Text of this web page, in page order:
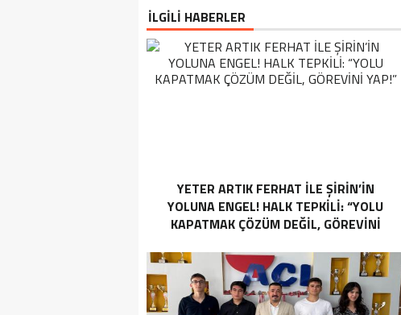
İLGİLİ HABERLER
YETER ARTIK FERHAT İLE ŞİRİN’İN
YOLUNA ENGEL! HALK TEPKİLİ: “YOLU
KAPATMAK ÇÖZÜM DEĞİL, GÖREVİNİ